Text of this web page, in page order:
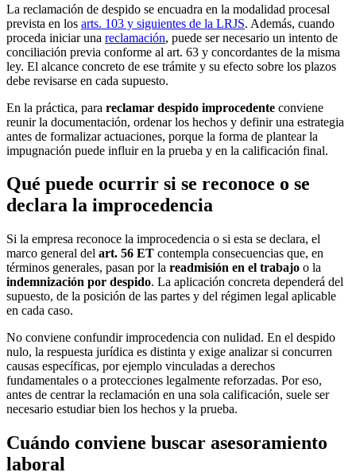
La reclamación de despido se encuadra en la modalidad procesal
prevista en los arts. 103 y siguientes de la LRJS. Además, cuando
proceda iniciar una reclamación, puede ser necesario un intento de
conciliación previa conforme al art. 63 y concordantes de la misma
ley. El alcance concreto de ese trámite y su efecto sobre los plazos
debe revisarse en cada supuesto.
En la práctica, para reclamar despido improcedente conviene
reunir la documentación, ordenar los hechos y definir una estrategia
antes de formalizar actuaciones, porque la forma de plantear la
impugnación puede influir en la prueba y en la calificación final.
Qué puede ocurrir si se reconoce o se
declara la improcedencia
Si la empresa reconoce la improcedencia o si esta se declara, el
marco general del art. 56 ET contempla consecuencias que, en
términos generales, pasan por la readmisión en el trabajo o la
indemnización por despido. La aplicación concreta dependerá del
supuesto, de la posición de las partes y del régimen legal aplicable
en cada caso.
No conviene confundir improcedencia con nulidad. En el despido
nulo, la respuesta jurídica es distinta y exige analizar si concurren
causas específicas, por ejemplo vinculadas a derechos
fundamentales o a protecciones legalmente reforzadas. Por eso,
antes de centrar la reclamación en una sola calificación, suele ser
necesario estudiar bien los hechos y la prueba.
Cuándo conviene buscar asesoramiento
laboral